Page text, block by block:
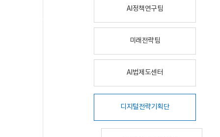
AI정책연구팀
미래전략팀
AI법제도센터
디지털전략기획단